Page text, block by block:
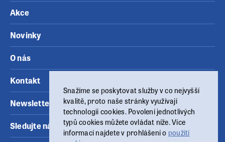
Akce
Novinky
O nás
Kontakt
Newsletter
Sledujte nás
Snažíme se poskytovat služby v co nejvyšší
kvalitě, proto naše stránky využívají
technologii cookies. Povolení jednotlivých
typů cookies můžete ovládat níže. Více
informací najdete v prohlášení o použití